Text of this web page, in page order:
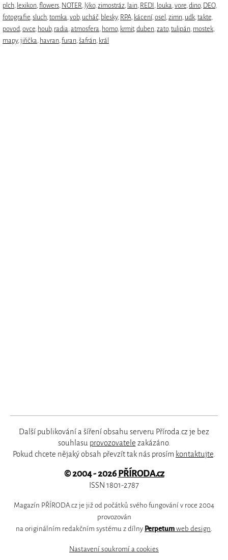
plch, lexikon,flowers, NOTER, lýko,zimostráz, lain, REDI , louka,vore,dino, DEO,
fotografie,sluch,tomka,vob, ucháč, blesky, RPA, kácení,osel ,zimn, udk,takte,
povod,ovce, houb, radia,atmosfera, homo, krmit,duben,zato,tulipán, mostek,
mapy,jiřička, havran,furan,šafrán, král
Další publikování a šíření obsahu serveru Příroda.cz je bez
souhlasu provozovatele zakázáno.
Pokud chcete nějaký obsah převzít tak nás prosím kontaktujte.
© 2004 - 2026PŘÍRODA.cz
ISSN 1801-2787
Magazín PŘÍRODA.cz je již od počátků svého fungování v roce 2004
provozován
na originálním redakčním systému z dílny Perpetum web design
Nastavení soukromí a cookies